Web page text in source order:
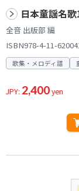
日本童謡名歌
全音 出版部 編
ISBN978-4-11-
歌集・メロディ譜
JPY: 2,400yen